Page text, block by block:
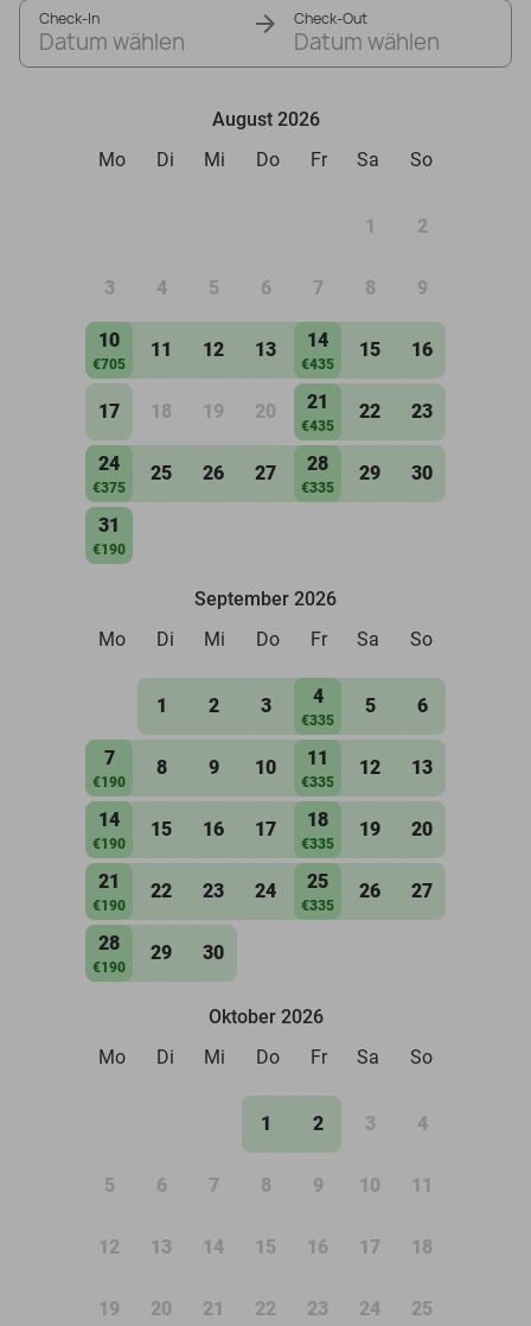
Check-In
Datum wählen
Check-Out
Datum wählen
August 2026
Mo
Di Mi Do Fr Sa So
1 2
3 4 5 6 7 8 9
10
€705
11 12 13 14
€435
15 16
17 18 19 20 21
€435
22 23
24
€375
25 26 27 28
€335
29 30
31
€190
September 2026
Mo
Di Mi Do Fr Sa So
1 2 3 4
€335
5 6
7
€190
8 9 10 11
€335
12 13
14
€190
15 16 17 18
€335
19 20
21
€190
22 23 24 25
€335
26 27
28
€190
29 30
Oktober 2026
Mo
Di Mi Do Fr Sa So
1 2 3 4
5 6 7 8 9 10 11
12 13 14 15 16 17 18
19 20 21 22 23 24 25